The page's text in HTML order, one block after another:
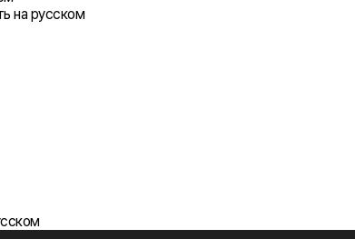
на русском